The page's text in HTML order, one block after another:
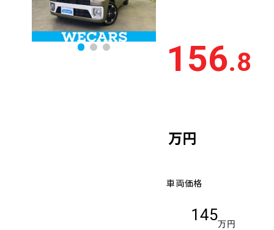
0120-733-500
走行距
離
排気量 大きい順 小さ
156.8
万円
車両価格
145
万円